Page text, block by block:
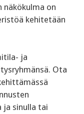
näkökulma on
kehitetään
ja
Ota
ja sinulla tai